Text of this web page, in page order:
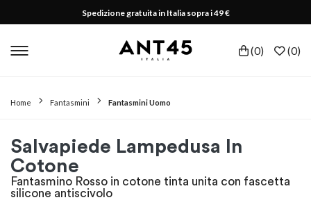
Spedizione gratuita in Italia sopra i 49 €
(0) (0)
Home Fantasmini Fantasmini Uomo
Salvapiede Lampedusa In
Cotone
Fantasmino Rosso in cotone tinta unita con fascetta
silicone antiscivolo